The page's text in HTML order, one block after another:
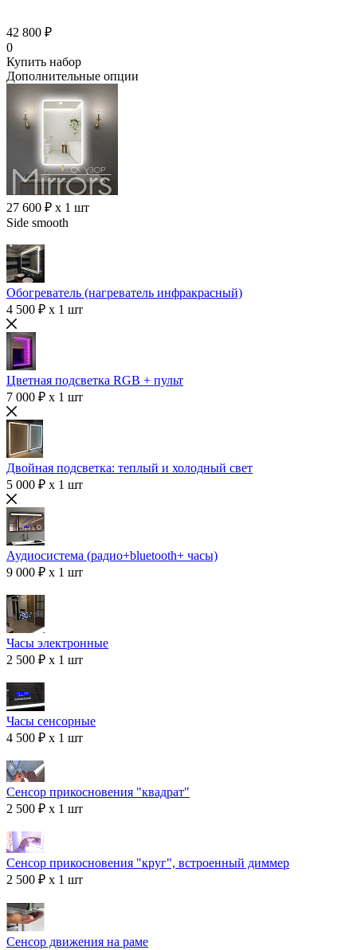
42 800 ₽
0
Купить набор
Дополнительные опции
27 600 ₽ x 1 шт
Side smooth
Обогреватель (нагреватель инфракрасный)
4 500 ₽ x 1 шт
Цветная подсветка RGB + пульт
7 000 ₽ x 1 шт
Двойная подсветка: теплый и холодный свет
5 000 ₽ x 1 шт
Аудиосистема (радио+bluetooth+ часы)
9 000 ₽ x 1 шт
Часы электронные
2 500 ₽ x 1 шт
Часы сенсорные
4 500 ₽ x 1 шт
Сенсор прикосновения "квадрат"
2 500 ₽ x 1 шт
Сенсор прикосновения "круг", встроенный диммер
2 500 ₽ x 1 шт
Сенсор движения на раме